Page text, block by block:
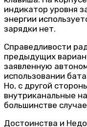
индикатор уровня
энергии
зарядки нет.
Справедливости
предыдущих
заявленную
использовании
Но, с другой
внутриканальные
большинстве
Достоинства и